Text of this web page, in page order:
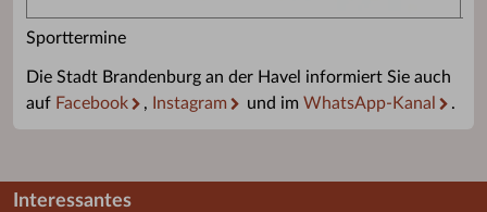
Sporttermine
Die Stadt Brandenburg an der Havel informiert Sie auch
auf Facebook , Instagram und im WhatsApp-Kanal .
Interessantes